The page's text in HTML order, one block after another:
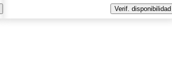
Verif. disponibilidad